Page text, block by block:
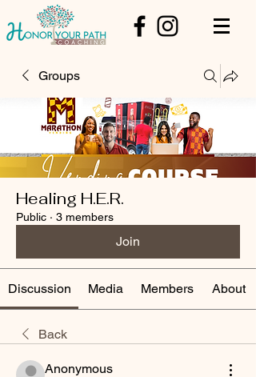
Groups
Healing H.E.R.
Public · 3 members
Join
Discussion Media Members About
Back
Anonymous